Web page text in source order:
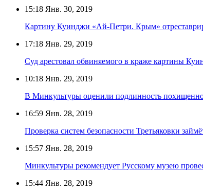
15:18 Янв. 30, 2019
Картину Куинджи «Ай-Петри. Крым»
17:18 Янв. 29, 2019
Суд арестовал обвиняемого в краже картины
10:18 Янв. 29, 2019
В Минкультуры оценили подлинность
16:59 Янв. 28, 2019
Проверка систем безопасности Третьяковки
15:57 Янв. 28, 2019
Минкультуры рекомендует Русскому музею
15:44 Янв. 28, 2019